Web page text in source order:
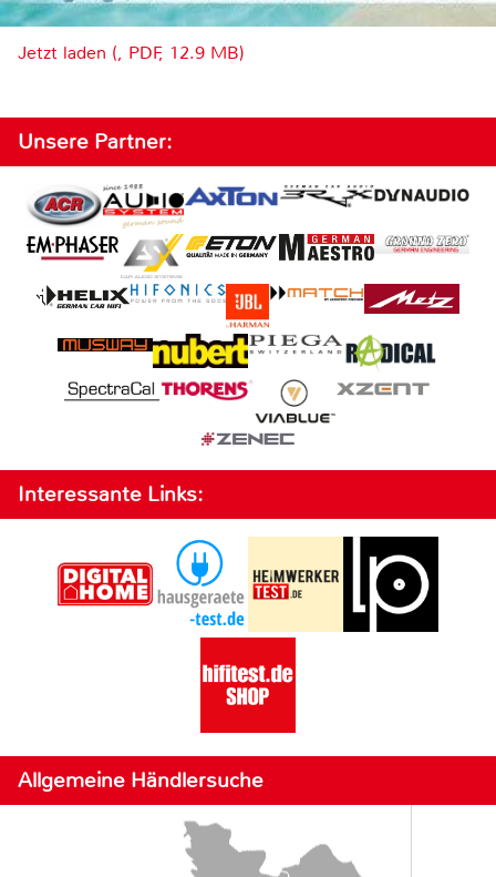
Jetzt laden (, PDF, 12.9 MB)
Unsere Partner:
Interessante Links:
Allgemeine Händlersuche